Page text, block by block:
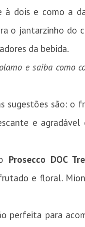
à dois e como a
o jantarzinho do
da bebida.
e saiba como
sugestões são: o
e
Prosecco DOC
e floral.
perfeita para